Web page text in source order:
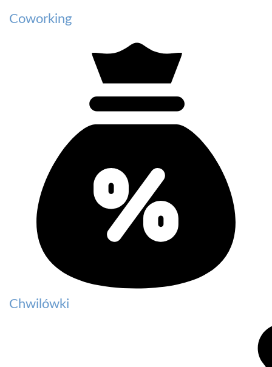
Coworking
Chwilówki